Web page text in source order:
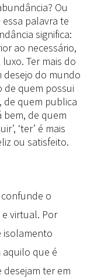
Ou
palavra te
significa:
ao necessário,
Ter mais do
desejo do mundo
de quem possui
de quem publica
bem, de quem
‘ter’ é mais
ou satisfeito.
o
virtual. Por
isolamento
aquilo que é
ter em